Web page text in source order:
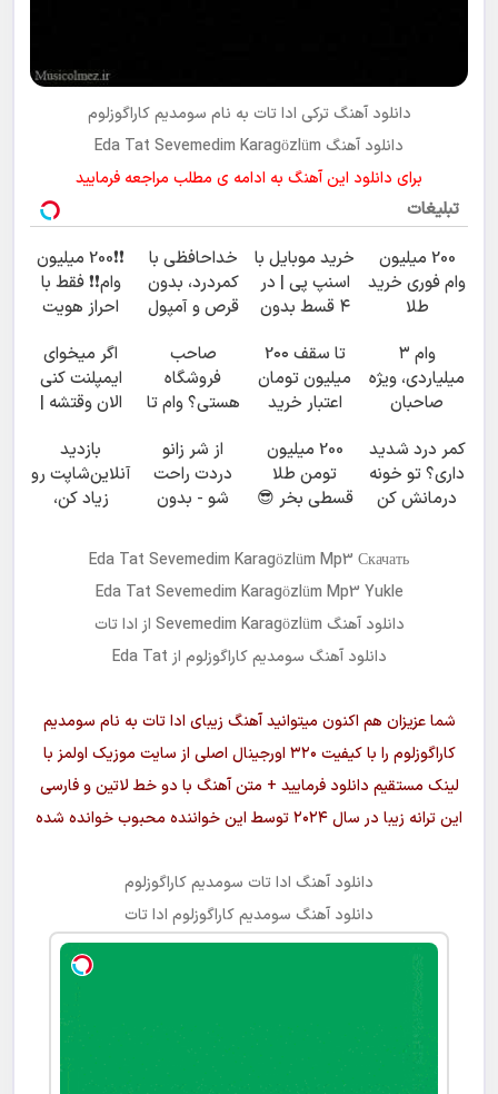
دانلود آهنگ ترکی ادا تات به نام سومدیم کاراگوزلوم
دانلود آهنگ Eda Tat Sevemedim Karagözlüm
برای دانلود این آهنگ به ادامه ی مطلب مراجعه فرمایید
تبلیغات
200 میلیون
وام فوری خرید
طلا
خرید موبایل با
اسنپ پی | در
۴ قسط بدون
خداحافظی با
کمردرد، بدون
قرص و آمپول
❗❗200 میلیون
وام❗❗ فقط با
احراز هویت
وام ۳
میلیاردی، ویژه
صاحبان
آنلاین و
حضوری
تا سقف 2۰۰
میلیون تومان
اعتبار خرید
صاحب
فروشگاه
هستی؟ وام تا
تومان بگیر
اگر میخوای
ایمپلنت کنی
الان وقتشه |
میلیون
تومان!!!
کمر درد شدید
داری؟ تو خونه
درمانش کن
200 میلیون
تومن طلا
قسطی بخر 😎
از شر زانو
دردت راحت
شو - بدون
بازدید
آنلاین‌شاپت رو
زیاد کن،
درآمد بیشترEda Tat Sevemedim Karagözlüm Mp3 Скачать
Eda Tat Sevemedim Karagözlüm Mp3 Yukle
دانلود آهنگ Sevemedim Karagözlüm از ادا تات
دانلود آهنگ سومدیم کاراگوزلوم از Eda Tat
شما عزیزان هم اکنون میتوانید آهنگ زیبای ادا تات به نام سومدیم
کاراگوزلوم
را با کیفیت ۳۲۰ اورجینال اصلی از سایت موزیک اولمز با
لینک مستقیم دانلود فرمایید + متن آهنگ با دو خط لاتین و فارسی
این ترانه زیبا در سال ۲۰۲۴ توسط این خواننده محبوب خوانده شده
دانلود آهنگ ادا تات سومدیم کاراگوزلوم
دانلود آهنگ سومدیم کاراگوزلوم ادا تات